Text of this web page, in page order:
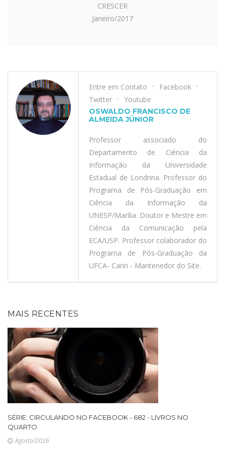
CRESCER
Janeiro/2017
Entre em Contato
Facebook
Twitter
Youtube
OSWALDO FRANCISCO DE
ALMEIDA JÚNIOR
Professor associado do
Departamento de Ciência da
Informação da Universidade
Estadual de Londrina. Professor do
Programa de Pós-Graduação em
Ciência da Informação da
UNESP/Marília. Doutor e Mestre em
Ciência da Comunicação pela
ECA/USP. Professor colaborador do
Programa de Pós-Graduação da
UFCA- Cariri - Mantenedor do Site.
MAIS RECENTES
SÉRIE: CIRCULANDO NO FACEBOOK - 682 - LIVROS NO
QUARTO
Agosto/2026